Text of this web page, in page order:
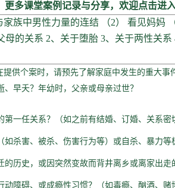
更多课堂案例记录与分享，欢迎点击进
家族中男性力量的连结 （2） 看见妈妈
母的关系 2、关于堕胎 3、关于两性关
提供个案时，请预先了解家庭中发生的重大
早夭？年幼时，父亲或母亲过世？
一任关系？（如之前有结婚、订婚、关系密
杀害、被杀、伤害行为等）或自杀、暴力等
历史，或因突然变故而背井离乡或离家出走
障碍、或成瘾性习惯？（如毒瘾、酗酒、赌